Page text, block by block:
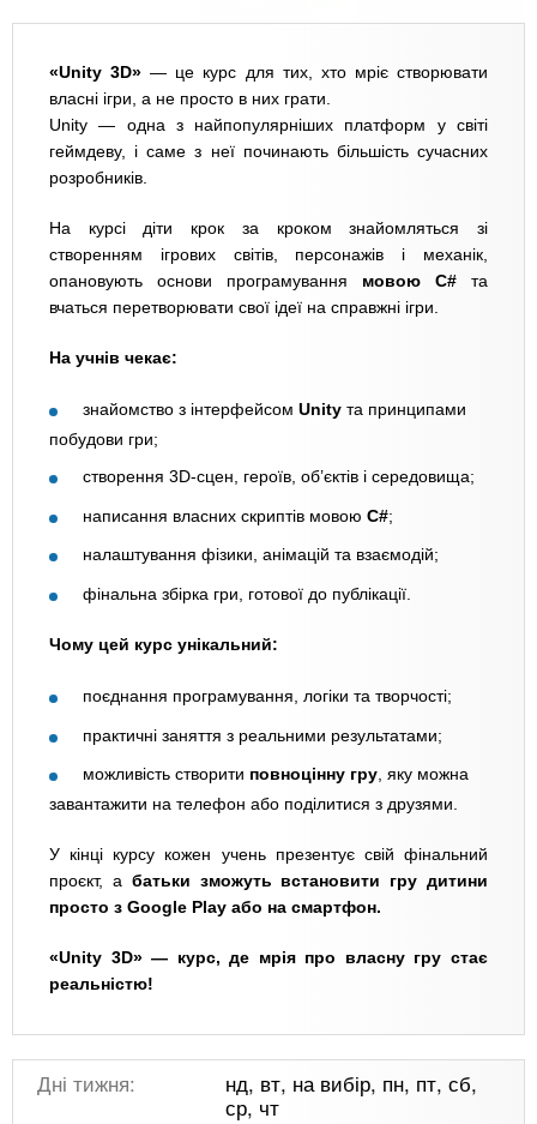
«Unity 3D» — це курс для тих, хто мріє створювати
власні ігри, а не просто в них грати.
Unity — одна з найпопулярніших платформ у світі
геймдеву, і саме з неї починають більшість сучасних
розробників.
На курсі діти крок за кроком знайомляться зі
створенням ігрових світів, персонажів і механік,
опановують основи програмування мовою C# та
вчаться перетворювати свої ідеї на справжні ігри.
На учнів чекає:
знайомство з інтерфейсом Unity та принципами
побудови гри;
створення 3D-сцен, героїв, об’єктів і середовища;
написання власних скриптів мовою C#;
налаштування фізики, анімацій та взаємодій;
фінальна збірка гри, готової до публікації.
Чому цей курс унікальний:
поєднання програмування, логіки та творчості;
практичні заняття з реальними результатами;
можливість створити повноцінну гру, яку можна
завантажити на телефон або поділитися з друзями.
У кінці курсу кожен учень презентує свій фінальний
проєкт, а батьки зможуть встановити гру дитини
просто з Google Play або на смартфон.
«Unity 3D» — курс, де мрія про власну гру стає
реальністю!
Дні тижня:
нд, вт, на вибір, пн, пт, сб,
ср, чт